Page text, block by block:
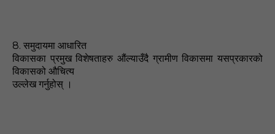
8. समुदायमा आधारित
विकासका प्रमुख विशेषताहरु औंल्याउँदै ग्रामीण विकासमा यसप्रकारको
विकासको औचित्य
उल्लेख गर्नुहोस्‌ ।